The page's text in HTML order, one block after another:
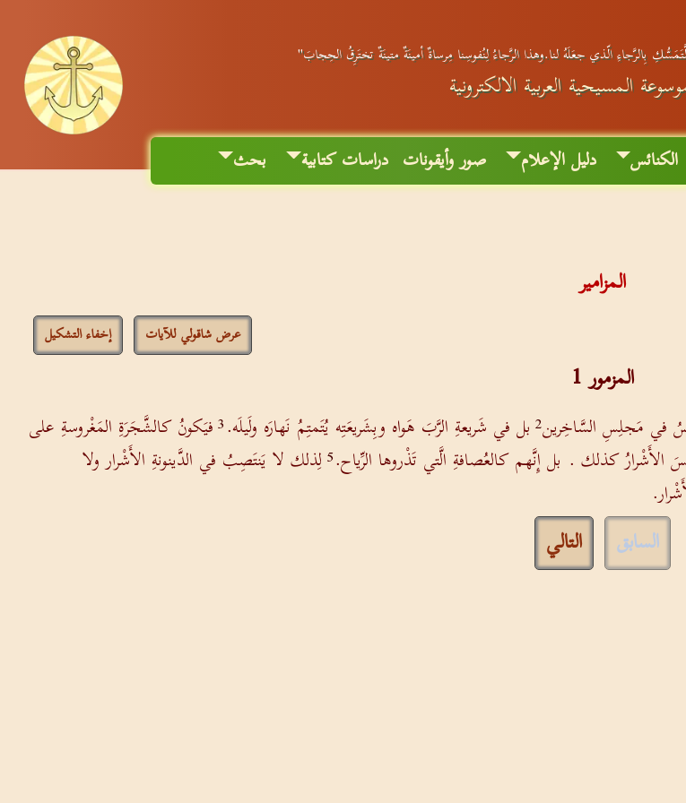
بِالرَّجاءِ الّذي جعَلَهُ لنا.وهذا الرَّجاءُ لِنُفوسِنا مِرساةٌ أمينَةٌ متينَةٌ تختَرِقُ الحِجابَ"
المسيحية العربية الالكترونية
الكنائس دليل الإعلام صور وأيقونات دراسات كتابية بحث
المزامير
عرض شاقولي للآيات إخفاء التشكيل
المزمور 1
في مَجلِسِ السَّاخِرين2 بل في شَريعةِ الرَّبَ هَواه وبِشَريعَتِه يُتَمتِمُ نَهارَه ولَيلَه.3فيَكونُ كالشَّجَرَةِ المَغْروسةِ على
الأَشْرارُ كذلك . بل إِنَّهم كالعُصافةِ الَّتي تَذْروها الرِّياح.5لِذلك لا يَنتَصِبُ في الدَّينونةِ الأَشْرار ولا
السابق التالي